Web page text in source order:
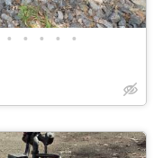
• • • • •